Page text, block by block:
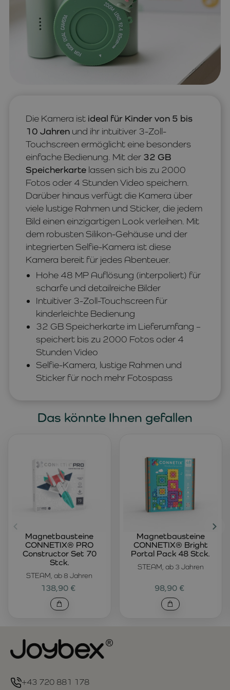
Die Kamera ist ideal für Kinder von 5 bis
10 Jahren und ihr intuitiver 3-Zoll-
Touchscreen ermöglicht eine besonders
einfache Bedienung. Mit der 32 GB
Speicherkarte lassen sich bis zu 2000
Fotos oder 4 Stunden Video speichern.
Darüber hinaus verfügt die Kamera über
viele lustige Rahmen und Sticker, die jedem
Bild einen einzigartigen Look verleihen. Mit
dem robusten Silikon-Gehäuse und der
integrierten Selfie-Kamera ist diese
Kamera bereit für jedes Abenteuer.
Hohe 48 MP Auflösung (interpoliert) für
scharfe und detailreiche Bilder
Intuitiver 3-Zoll-Touchscreen für
kinderleichte Bedienung
32 GB Speicherkarte im Lieferumfang –
speichert bis zu 2000 Fotos oder 4
Stunden Video
Selfie-Kamera, lustige Rahmen und
Sticker für noch mehr Fotospass
Das könnte Ihnen gefallen
STEAM, ab 8 Jahren
Magnetbausteine
CONNETIX® PRO
Constructor Set 70
Stck.
138,90 €
STEAM, ab 3 Jahren
Magnetbausteine
CONNETIX® Bright
Portal Pack 48 Stck.
98,90 €
+43 720 881 178